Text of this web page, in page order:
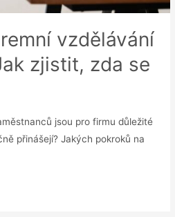
vzdělávání
zjistit, zda se
jsou pro firmu důležité
přinášejí? Jakých pokroků na